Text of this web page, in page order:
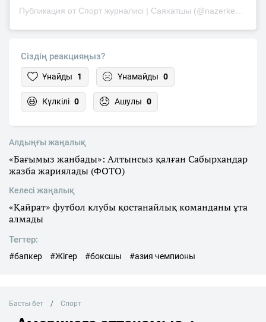
Сіздің реакцияңыз?
Ұнайды 1 Ұнамайды 0
Күлкілі 0 Ашулы 0
Алдыңғы жаңалық
«Бағымыз жанбады»: Алтынсыз қалған Сабырхандар
жазба жариялады (ФОТО)
Келесі жаңалық
«Қайрат» футбол клубы қостанайлық команданы ұта
алмады
Тегтер:
#бапкер #Жігер #боксшы #азия чемпионы
Басты бет Спорт